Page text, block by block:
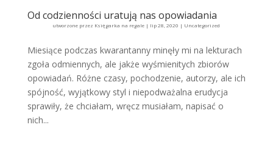
Od codzienności uratują nas opowiadania
utworzone przez Księgarka na regale | lip 28, 2020 | Uncategorized
Miesiące podczas kwarantanny minęły mi na lekturach
zgoła odmiennych, ale jakże wyśmienitych zbiorów
opowiadań. Różne czasy, pochodzenie, autorzy, ale ich
spójność, wyjątkowy styl i niepodważalna erudycja
sprawiły, że chciałam, wręcz musiałam, napisać o
nich...